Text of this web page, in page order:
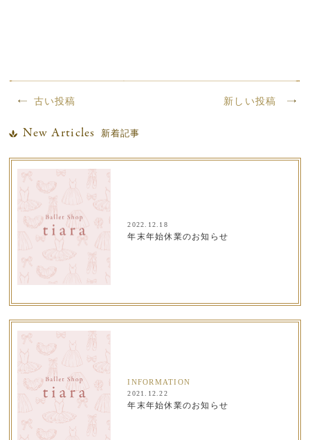
古い投稿 新しい投稿
New Articles 新着記事
2022.12.18
年末年始休業のお知らせ
INFORMATION
2021.12.22
年末年始休業のお知らせ